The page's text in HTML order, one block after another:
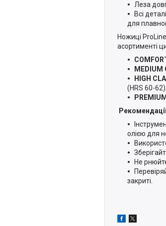
Леза
Всі
для
Ножиці
асортименті
MEDIUM
HIGH
(HRS 60-62);
олією для
Не
закриті.